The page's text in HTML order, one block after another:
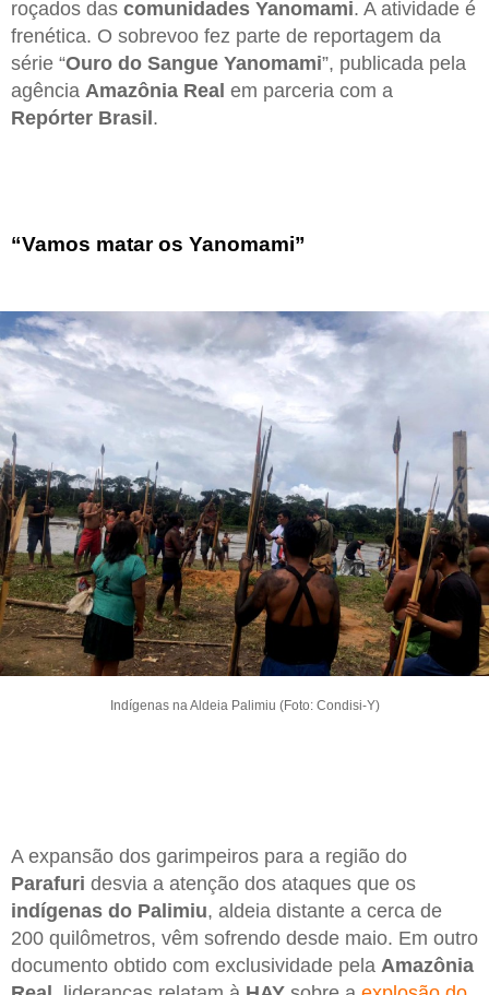
roçados das comunidades Yanomami. A atividade é
frenética. O sobrevoo fez parte de reportagem da
série “Ouro do Sangue Yanomami”, publicada pela
agência Amazônia Real em parceria com a
Repórter Brasil.
“Vamos matar os Yanomami”
Indígenas na Aldeia Palimiu (Foto: Condisi-Y)
A expansão dos garimpeiros para a região do
Parafuri desvia a atenção dos ataques que os
indígenas do Palimiu, aldeia distante a cerca de
200 quilômetros, vêm sofrendo desde maio. Em outro
documento obtido com exclusividade pela Amazônia